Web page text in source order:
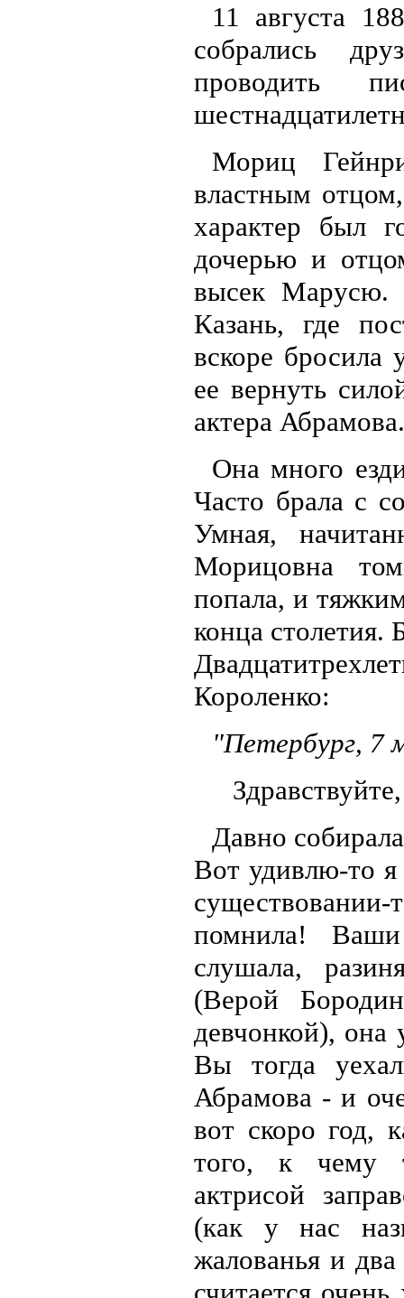
11 августа
собрались
проводить
Мориц
властным
характер был
дочерью и
высек Марусю.
Казань, где
вскоре бросила
ее вернуть
актера Абрамова.
Она много
Часто брала с
Умная,
Морицовна
попала, и
конца столетия.
Короленко:
"Петербург, 7
Давно
Вот удивлю-то
помнила!
слушала,
(Верой
девчонкой), она
Вы тогда
Абрамова - и
вот скоро год,
того, к чему
актрисой
(как у нас
жалованья и